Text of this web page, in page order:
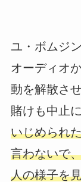
ユ・ボムジ
オーディオ
動を解散さ
賭けも中止
いじめられ
言わないで
人の様子を